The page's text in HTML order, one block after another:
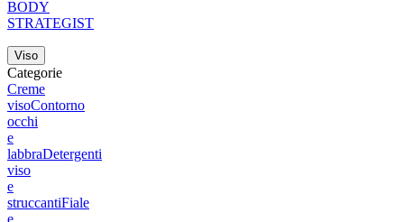
BODY
STRATEGIST
Viso
Categorie
Creme
visoContorno
occhi
e
labbraDetergenti
viso
e
struccantiFiale